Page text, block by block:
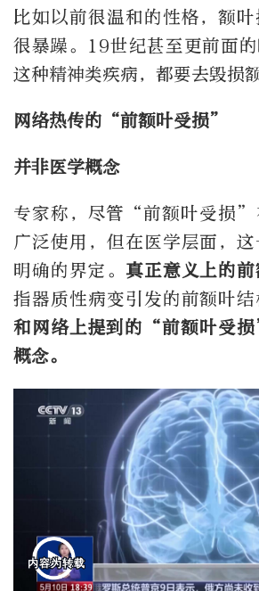
比如以前很温和的性格，额
很暴躁。19世纪甚至更前面
这种精神类疾病，都要去毁损额
网络热传的“前额叶受损”
并非医学概念
专家称，尽管“前额叶受损”
广泛使用，但在医学层面，
明确的界定。 真正意义上的
指器质性病变引发的前额叶结
和网络上提到的“前额叶受
概念。